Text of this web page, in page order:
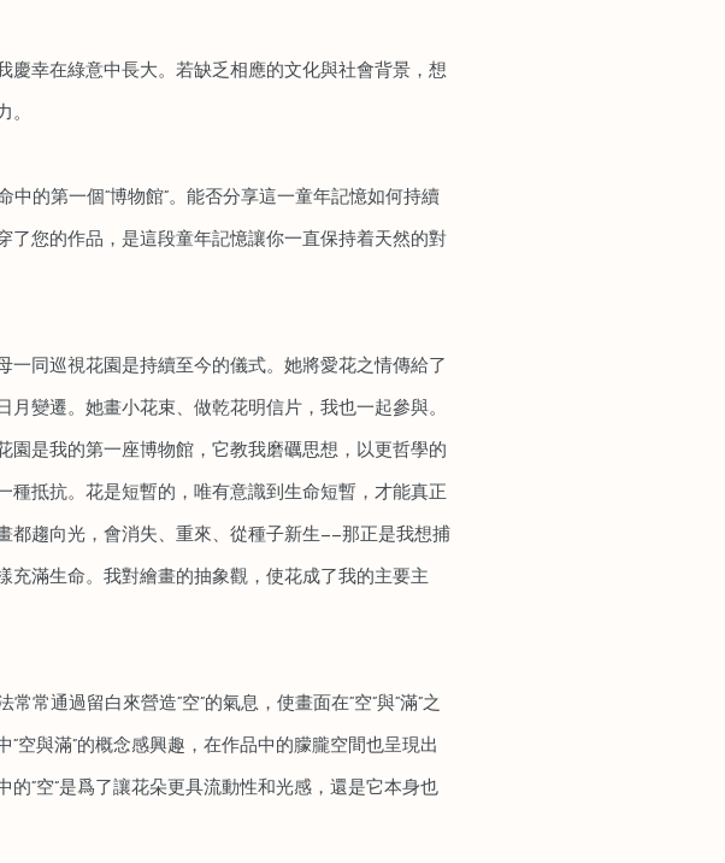
慶幸在綠意中長大。若缺乏相應的文化與社會背景，想
。
中的第一個“博物館”。能否分享這一童年記憶如何持續
了您的作品，是這段童年記憶讓你一直保持着天然的對
一同巡視花園是持續至今的儀式。她將愛花之情傳給了
月變遷。她畫小花束、做乾花明信片，我也一起參與。
園是我的第一座博物館，它教我磨礪思想，以更哲學的
種抵抗。花是短暫的，唯有意識到生命短暫，才能真正
都趨向光，會消失、重來、從種子新生——那正是我想捕
充滿生命。我對繪畫的抽象觀，使花成了我的主要主
常通過留白來營造“空”的氣息，使畫面在“空”與“滿”之
“空與滿”的概念感興趣，在作品中的朦朧空間也呈現出
的“空”是爲了讓花朵更具流動性和光感，還是它本身也